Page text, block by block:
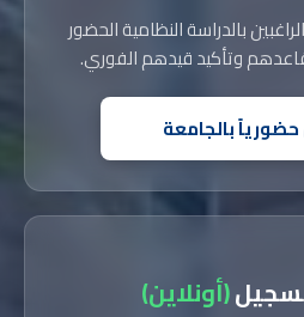
بالدراسة النظامية الحضور
وتأكيد قيدهم الفوري.
بالجامعة
(أونلاين)